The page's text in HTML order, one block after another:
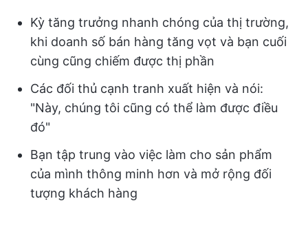
Kỳ tăng trưởng nhanh chóng của thị trường,
khi doanh số bán hàng tăng vọt và bạn cuối
cùng cũng chiếm được thị phần
Các đối thủ cạnh tranh xuất hiện và nói:
"Này, chúng tôi cũng có thể làm được điều
đó"
Bạn tập trung vào việc làm cho sản phẩm
của mình thông minh hơn và mở rộng đối
tượng khách hàng